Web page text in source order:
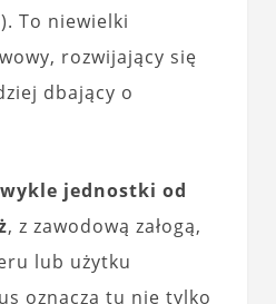
To niewielki
rozwijający się
dbający o
jednostki od
, z zawodową załogą,
lub użytku
oznacza tu nie tylko